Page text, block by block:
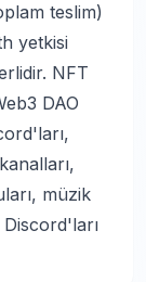
teslim)
yetkisi
NFT
DAO
müzik